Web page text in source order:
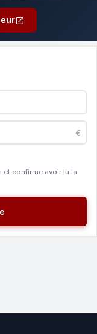
€
confirme avoir lu la